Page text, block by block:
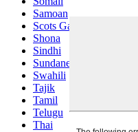
Samoan
Scots Gaelic
Shona
Sindhi
Sundanese
Swahili
Tajik
Tamil
Telugu
Thai